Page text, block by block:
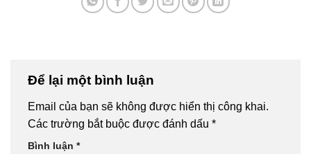
Để lại một bình luận
Email của bạn sẽ không được hiển thị công khai.
Các trường bắt buộc được đánh dấu *
Bình luận *